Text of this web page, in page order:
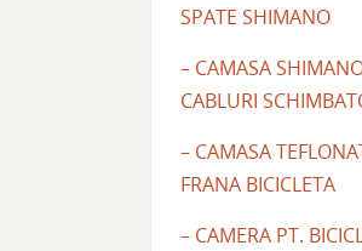
SPATE SHIMANO
– CAMASA
CABLURI
– CAMASA
FRANA BICICLETA
– CAMERA PT.